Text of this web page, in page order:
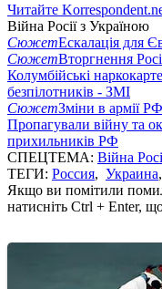
Читайте
Війна Росії з Україною
СюжетЕскалація для
СюжетВторгнення
Колумбійські
безпілотників - ЗМІ
СюжетЗміни в армії
Пропагували війну та
прихильників РФ
СПЕЦТЕМА: Війна
ТЕГИ: Россия, Украина,
Якщо ви помітили
натисніть Ctrl + Enter,